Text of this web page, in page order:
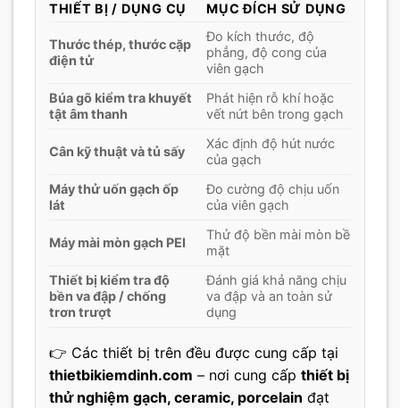
THIẾT BỊ / DỤNG CỤ MỤC ĐÍCH SỬ DỤNG
Thước thép, thước cặp
điện tử
Đo kích thước, độ
phẳng, độ cong của
viên gạch
Búa gõ kiểm tra khuyết
tật âm thanh
Phát hiện rỗ khí hoặc
vết nứt bên trong gạch
Cân kỹ thuật và tủ sấy
Xác định độ hút nước
của gạch
Máy thử uốn gạch ốp
lát
Đo cường độ chịu uốn
của viên gạch
Máy mài mòn gạch PEI
Thử độ bền mài mòn bề
mặt
Thiết bị kiểm tra độ
bền va đập / chống
trơn trượt
Đánh giá khả năng chịu
va đập và an toàn sử
dụng
👉 Các thiết bị trên đều được cung cấp tại
thietbikiemdinh.com – nơi cung cấp thiết bị
thử nghiệm gạch, ceramic, porcelain đạt